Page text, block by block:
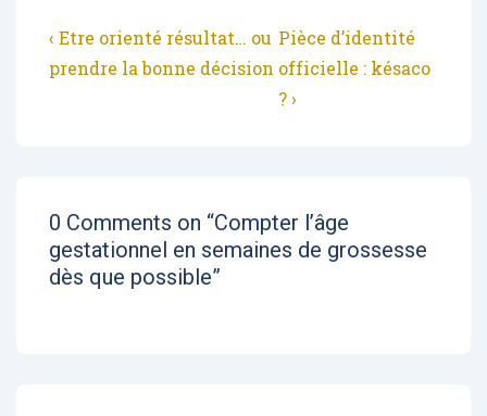
Navigation
de
Previous
Post
‹ Etre orienté résultat… ou
prendre la bonne décision
Next
Post
is
Pièce d’identité
officielle : késaco
? ›
0 Comments on “Compter l’âge
gestationnel en semaines de grossesse
dès que possible”